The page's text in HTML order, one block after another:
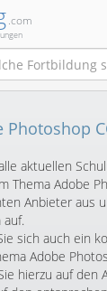
.com
Photoshop
aktuellen
Thema Adobe
Anbieter aus
auf.
sich auch ein
Adobe
hierzu auf den